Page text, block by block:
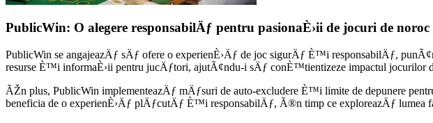
PublicWin: O alegere responsabilÄƒ pentru pasionaÈ›ii de jocuri de noroc
PublicWin se angajeazÄƒ sÄƒ ofere o experienÈ›Äƒ de joc sigurÄƒ È™i responsabilÄƒ,
resurse È™i informaÈ›ii pentru jucÄƒtori, ajutÃ¢ndu-i sÄƒ conÈ™tientizeze impactul jocurilor
ÃŽn plus, PublicWin implementeazÄƒ mÄƒsuri de auto-excludere È™i limite de depunere
beneficia de o experienÈ›Äƒ plÄƒcutÄƒ È™i responsabilÄƒ, Ã®n timp ce exploreazÄƒ lumea